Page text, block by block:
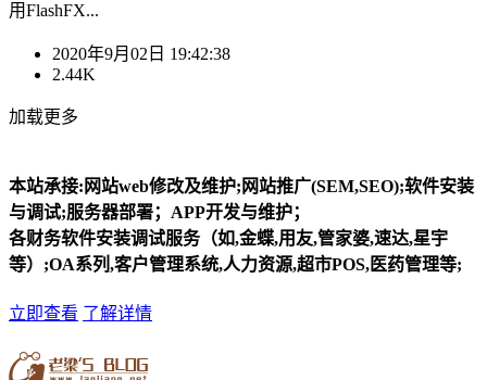
用FlashFX...
2020年9月02日 19:42:38
2.44K
加载更多
本站承接:网站web修改及维护;网站推广(SEM,SEO);软件安装
与调试;服务器部署；APP开发与维护；
各财务软件安装调试服务（如,金蝶,用友,管家婆,速达,星宇
等）;OA系列,客户管理系统,人力资源,超市POS,医药管理等;
立即查看 了解详情